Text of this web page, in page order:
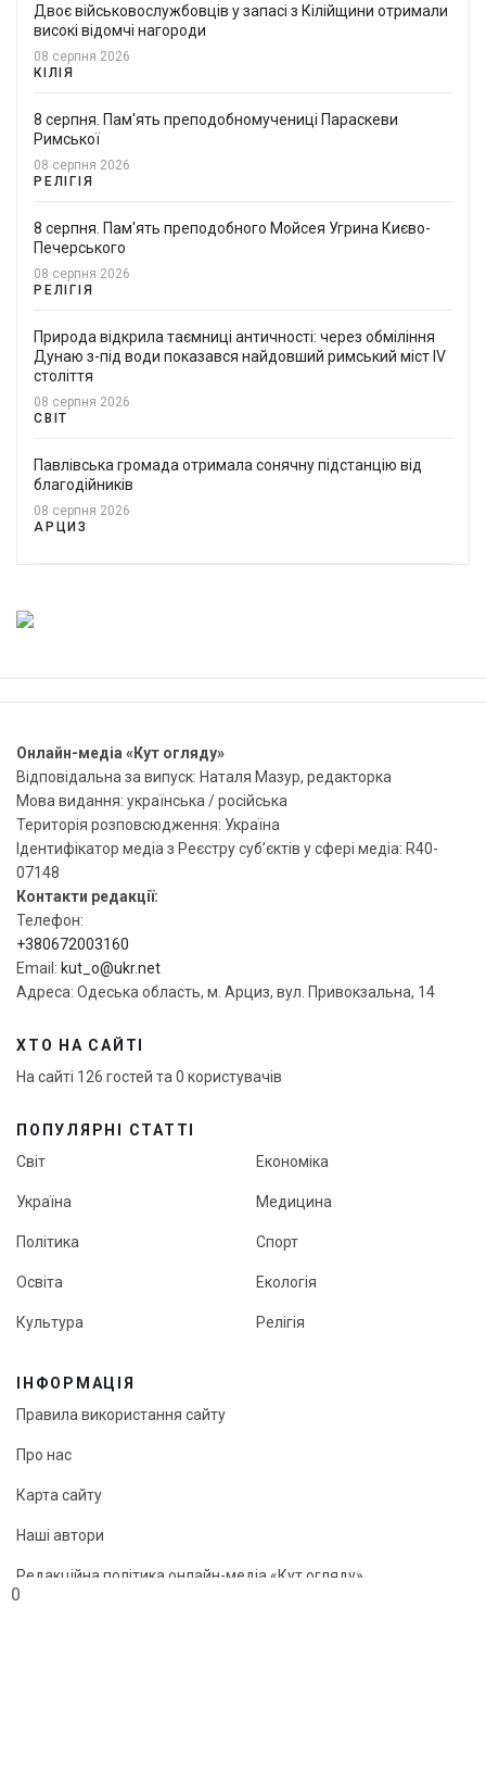
0
Двоє військовослужбовців у запасі з Кілійщини отримали
високі відомчі нагороди
08 серпня 2026
КІЛІЯ
8 серпня. Пам'ять преподобномучениці Параскеви
Римської
08 серпня 2026
РЕЛІГІЯ
8 серпня. Пам'ять преподобного Мойсея Угрина Києво-
Печерського
08 серпня 2026
РЕЛІГІЯ
Природа відкрила таємниці античності: через обміління
Дунаю з-під води показався найдовший римський міст IV
століття
08 серпня 2026
СВІТ
Павлівська громада отримала сонячну підстанцію від
благодійників
08 серпня 2026
АРЦИЗ
Онлайн-медіа «Кут огляду»
Відповідальна за випуск: Наталя Мазур, редакторка
Мова видання: українська / російська
Територія розповсюдження: Україна
Ідентифікатор медіа з Реєстру суб’єктів у сфері медіа: R40-
07148
Контакти редакції:
Телефон:
+380672003160
Email: kut_o@ukr.net
Адреса: Одеська область, м. Арциз, вул. Привокзальна, 14
ХТО НА САЙТІ
На сайті 126 гостей та 0 користувачів
ПОПУЛЯРНІ СТАТТІ
Світ
Україна
Політика
Освіта
Культура
Економіка
Медицина
Спорт
Екологія
Релігія
ІНФОРМАЦІЯ
Правила використання сайту
Про нас
Карта сайту
Наші автори
Редакційна політика онлайн-медіа «Кут огляду»